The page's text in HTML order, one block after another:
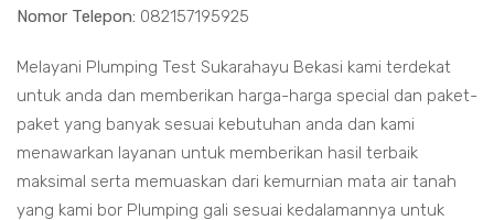
Nomor Telepon: 082157195925
Melayani Plumping Test Sukarahayu Bekasi kami terdekat
untuk anda dan memberikan harga-harga special dan paket-
paket yang banyak sesuai kebutuhan anda dan kami
menawarkan layanan untuk memberikan hasil terbaik
maksimal serta memuaskan dari kemurnian mata air tanah
yang kami bor Plumping gali sesuai kedalamannya untuk